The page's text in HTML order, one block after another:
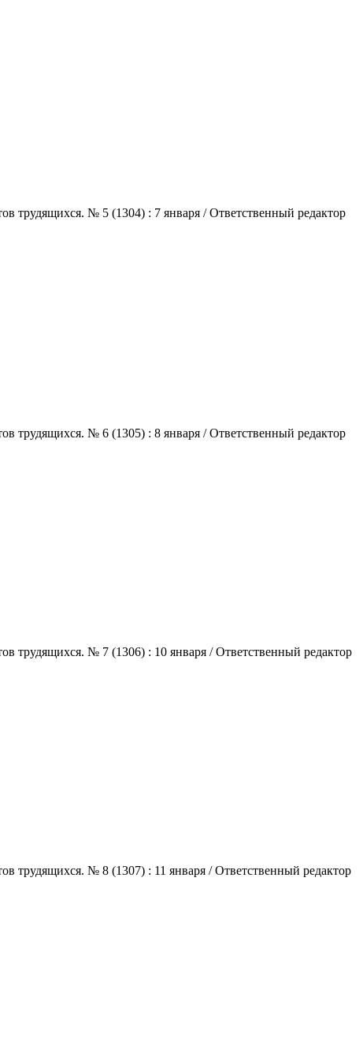
трудящихся. № 5 (1304) : 7 января / Ответственный редактор
трудящихся. № 6 (1305) : 8 января / Ответственный редактор
трудящихся. № 7 (1306) : 10 января / Ответственный редактор
трудящихся. № 8 (1307) : 11 января / Ответственный редактор